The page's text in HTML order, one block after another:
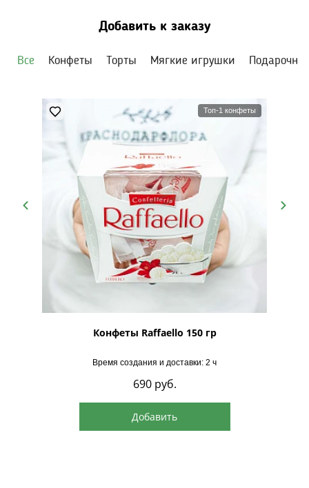
Добавить к заказу
Все Конфеты Торты Мягкие игрушки
Топ-1 конфеты
Конфеты Raffaello 150 гр
Время создания и доставки: 2 ч
690 руб.
Добавить